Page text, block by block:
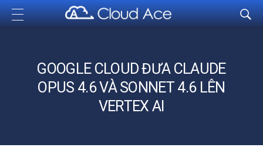
Cloud Ace
Nhà cung cấp giải pháp trên GCP cho doanh nghiệp
GOOGLE CLOUD ĐƯA CLAUDE
OPUS 4.6 VÀ SONNET 4.6 LÊN
VERTEX AI